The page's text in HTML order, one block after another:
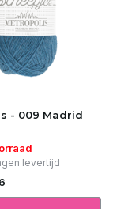
- 009 Madrid
levertijd